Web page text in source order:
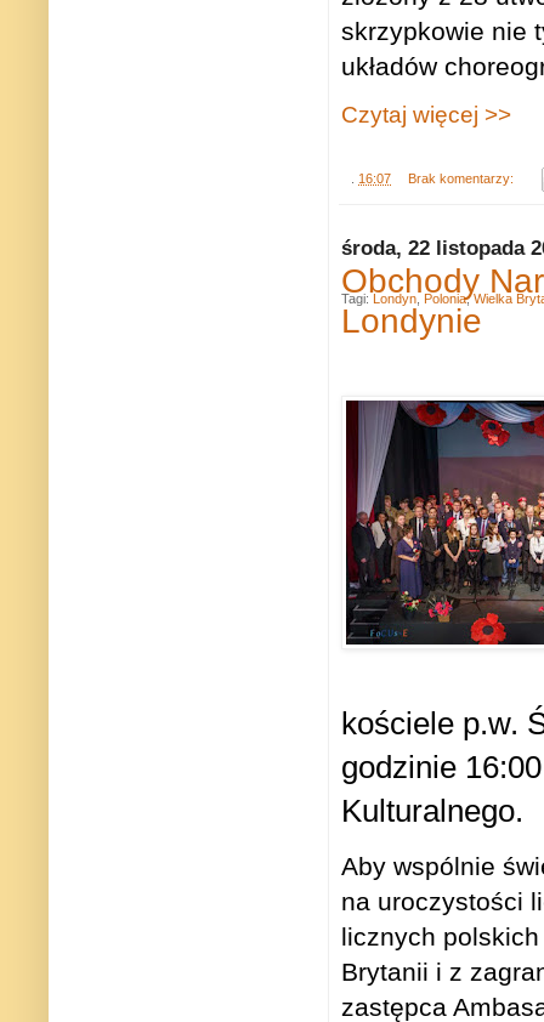
skrzypkowie nie
układów
Czytaj więcej >>
16:07 Brak komentarzy:
środa, 22 listopada
Obchody
Londynie
kościele p.w.
godzinie
Kulturalnego.
Aby wspólnie
na uroczystości
licznych
Brytanii i z
zastępca
Tagi: Londyn Polonia,Wielka